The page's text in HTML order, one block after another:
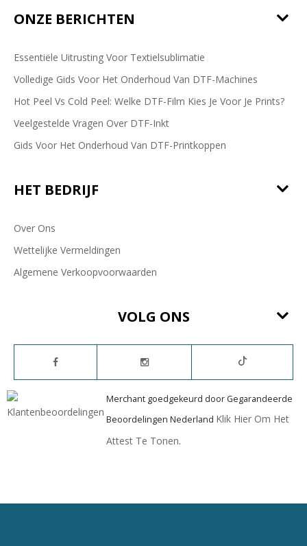
ONZE BERICHTEN
Essentiële Uitrusting Voor Textielsublimatie
Volledige Gids Voor Het Onderhoud Van DTF-Machines
Hot Peel Vs Cold Peel: Welke DTF-Film Kies Je Voor Je Prints?
Veelgestelde Vragen Over DTF-Inkt
Gids Voor Het Onderhoud Van DTF-Printkoppen
HET BEDRIJF
Over Ons
Wettelijke Vermeldingen
Algemene Verkoopvoorwaarden
VOLG ONS
Merchant goedgekeurd door Gegarandeerde
Beoordelingen Nederland Klik Hier Om Het
Attest Te Tonen.